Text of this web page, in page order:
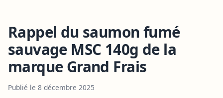
Rappel du saumon fumé
sauvage MSC 140g de la
marque Grand Frais
Publié le 8 décembre 2025